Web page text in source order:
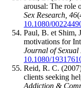
arousal: The role
Sex Research, 46
10.1080/
Paul, B. et Shim,
motivations for
Journal of
10.1080/
Reid, R. C.
clients seeking
Addiction &